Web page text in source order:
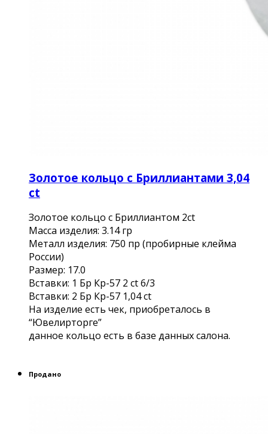
Золотое кольцо с Бриллиантами 3,04
ct
Золотое кольцо с Бриллиантом 2ct
Масса изделия: 3.14 гр
Металл изделия: 750 пр (пробирные клейма
России)
Размер: 17.0
Вставки: 1 Бр Кр-57 2 ct 6/3
Вставки: 2 Бр Кр-57 1,04 сt
На изделие есть чек, приобреталось в
“Ювелирторге”
данное кольцо есть в базе данных салона.
Продано